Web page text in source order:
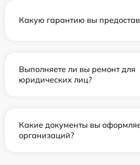
Какую гарантию вы
Выполняете ли вы ремонт для
юридических лиц?
Какие документы вы
организаций?